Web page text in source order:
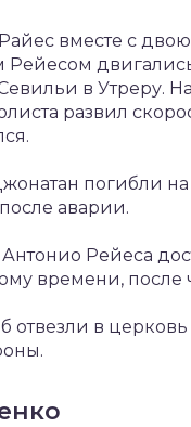
Райес вместе с
в Утреру.
развил
погибли на
аварии.
Рейеса
времени, после
отвезли в